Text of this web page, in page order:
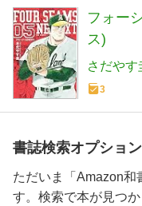
フォー
ス)
さだやす
3
書誌検索オプショ
ただいま「Amazon和
す。検索で本が見つ